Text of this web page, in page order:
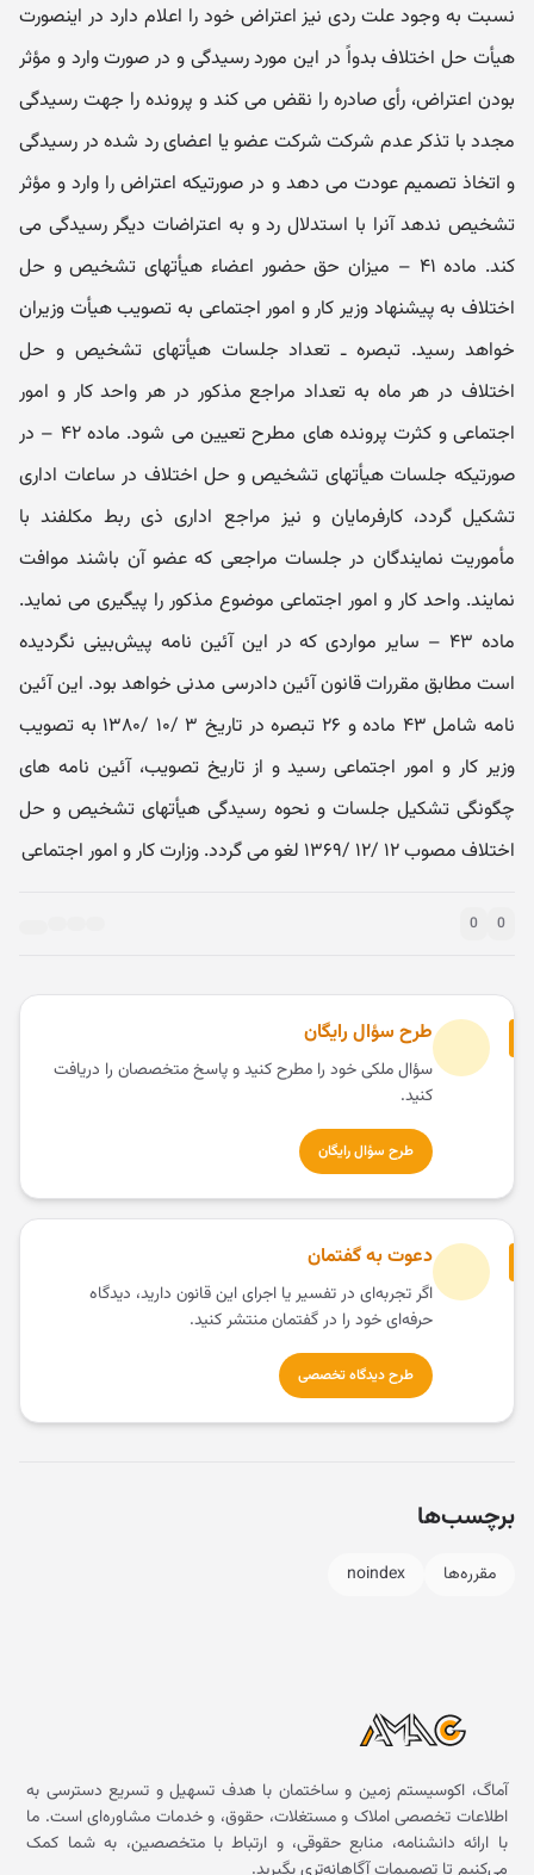
نسبت به وجود علت ردی نیز اعتراض خود را اعلام دارد در اینصورت
هیأت حل اختلاف بدواً در این مورد رسیدگی و در صورت وارد و مؤثر
بودن اعتراض، رأی صادره را نقض می‌ کند و پرونده را جهت رسیدگی
مجدد با تذکر عدم شرکت شرکت عضو یا اعضای رد شده در رسیدگی
و اتخاذ تصمیم عودت می‌ دهد و در صورتیکه اعتراض را وارد و مؤثر
تشخیص ندهد آنرا با استدلال رد و به اعتراضات دیگر رسیدگی می‌
کند. ماده ۴۱ – میزان حق حضور اعضاء هیأتهای تشخیص و حل
اختلاف به پیشنهاد وزیر کار و امور اجتماعی به تصویب هیأت وزیران
خواهد رسید. تبصره ـ تعداد جلسات هیأتهای تشخیص و حل
اختلاف در هر ماه به تعداد مراجع مذکور در هر واحد کار و امور
اجتماعی و کثرت پرونده‌ های مطرح تعیین می‌ شود. ماده ۴۲ – در
صورتیکه جلسات هیأتهای تشخیص و حل اختلاف در ساعات اداری
تشکیل گردد، کارفرمایان و نیز مراجع اداری ذی‌ ربط مکلفند با
مأموریت نمایندگان در جلسات مراجعی که عضو آن باشند موافت
نمایند. واحد کار و امور اجتماعی موضوع مذکور را پیگیری می‌ نماید.
ماده ۴۳ – سایر مواردی که در این آئین نامه پیش‌بینی نگردیده
است مطابق مقررات قانون آئین دادرسی مدنی خواهد بود. این آئین‌
نامه شامل ۴۳ ماده و ۲۶ تبصره در تاریخ ۳ /۱۰ /۱۳۸۰ به تصویب
وزیر کار و امور اجتماعی رسید و از تاریخ تصویب، آئین‌ نامه‌ های
چگونگی تشکیل جلسات و نحوه رسیدگی هیأتهای تشخیص و حل
اختلاف مصوب ۱۲ /۱۲ /۱۳۶۹ لغو می‌ گردد. وزارت کار و امور اجتماعی
0
0
طرح سؤال رایگان
سؤال ملکی خود را مطرح کنید و پاسخ متخصصان را دریافت
کنید.
طرح سؤال رایگان
دعوت به گفتمان
اگر تجربه‌ای در تفسیر یا اجرای این قانون دارید، دیدگاه
حرفه‌ای خود را در گفتمان منتشر کنید.
طرح دیدگاه تخصصی
برچسب‌ها
مقرره‌ها noindex
آماگ، اکوسیستم زمین و ساختمان با هدف تسهیل و تسریع دسترسی به
اطلاعات تخصصی املاک و مستغلات، حقوق، و خدمات مشاوره‌ای است. ما
با ارائه دانشنامه، منابع حقوقی، و ارتباط با متخصصین، به شما کمک